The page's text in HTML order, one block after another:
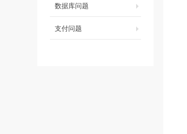
数据库问题
支付问题